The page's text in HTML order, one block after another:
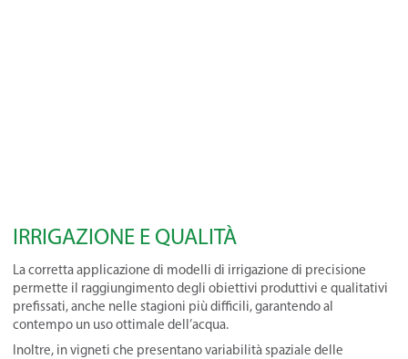
IRRIGAZIONE E QUALITÀ
La corretta applicazione di modelli di irrigazione di precisione
permette il raggiungimento degli obiettivi produttivi e qualitativi
prefissati, anche nelle stagioni più difficili, garantendo al
contempo un uso ottimale dell’acqua.
Inoltre, in vigneti che presentano variabilità spaziale delle